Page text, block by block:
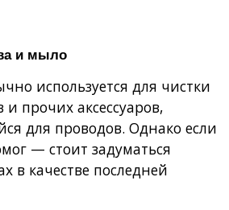
и мыло
используется для чистки
прочих аксессуаров,
для проводов. Однако если
— стоит задуматься
в качестве последней